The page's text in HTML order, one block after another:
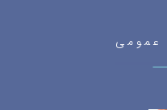
عمومی